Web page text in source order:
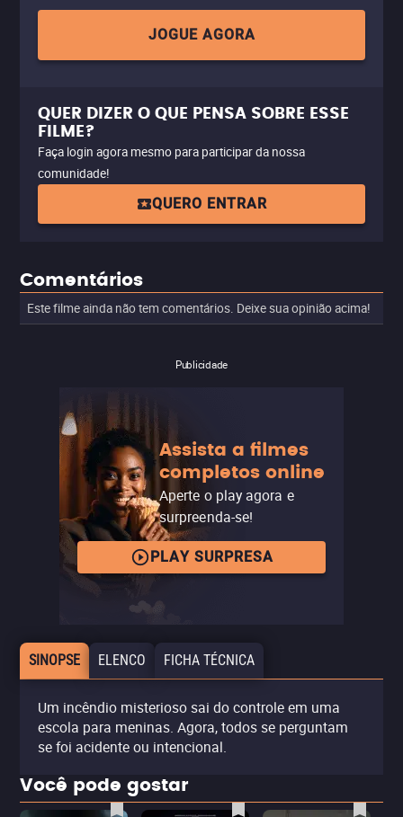
JOGUE AGORA
QUER DIZER O QUE PENSA SOBRE ESSE
FILME?
Faça login agora mesmo para participar da nossa
comunidade!
QUERO ENTRAR
Comentários
Este filme ainda não tem comentários. Deixe sua opinião acima!
Publicidade
Assista a filmes
completos online
Aperte o play agora e
surpreenda-se!
PLAY SURPRESA
SINOPSE ELENCO FICHA TÉCNICA
Um incêndio misterioso sai do controle em uma
escola para meninas. Agora, todos se perguntam
se foi acidente ou intencional.
Você pode gostar